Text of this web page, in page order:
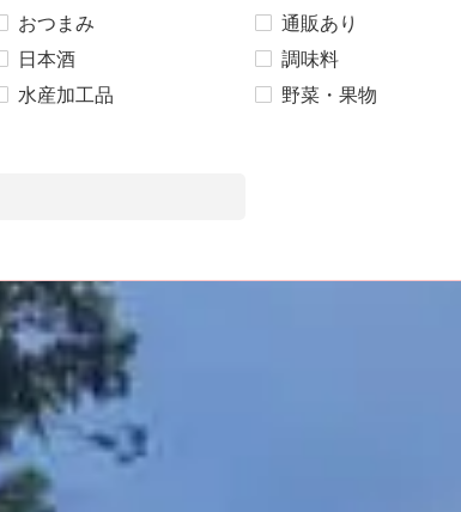
おつまみ
通販あり
日本酒
調味料
水産加工品
野菜・果物